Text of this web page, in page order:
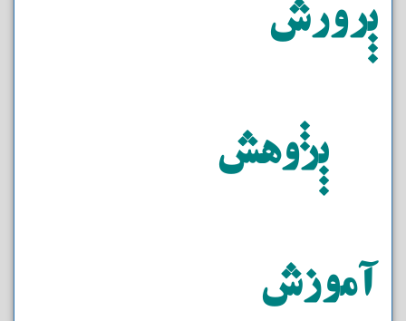
پرورش
پژوهش
آموزش